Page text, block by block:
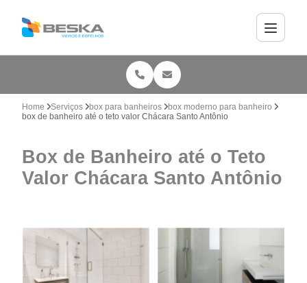
Home Serviços box para banheiros
box moderno para banheiro
box de banheiro até o teto valor Chácara Santo Antônio
Box de Banheiro até o Teto
Valor Chácara Santo Antônio